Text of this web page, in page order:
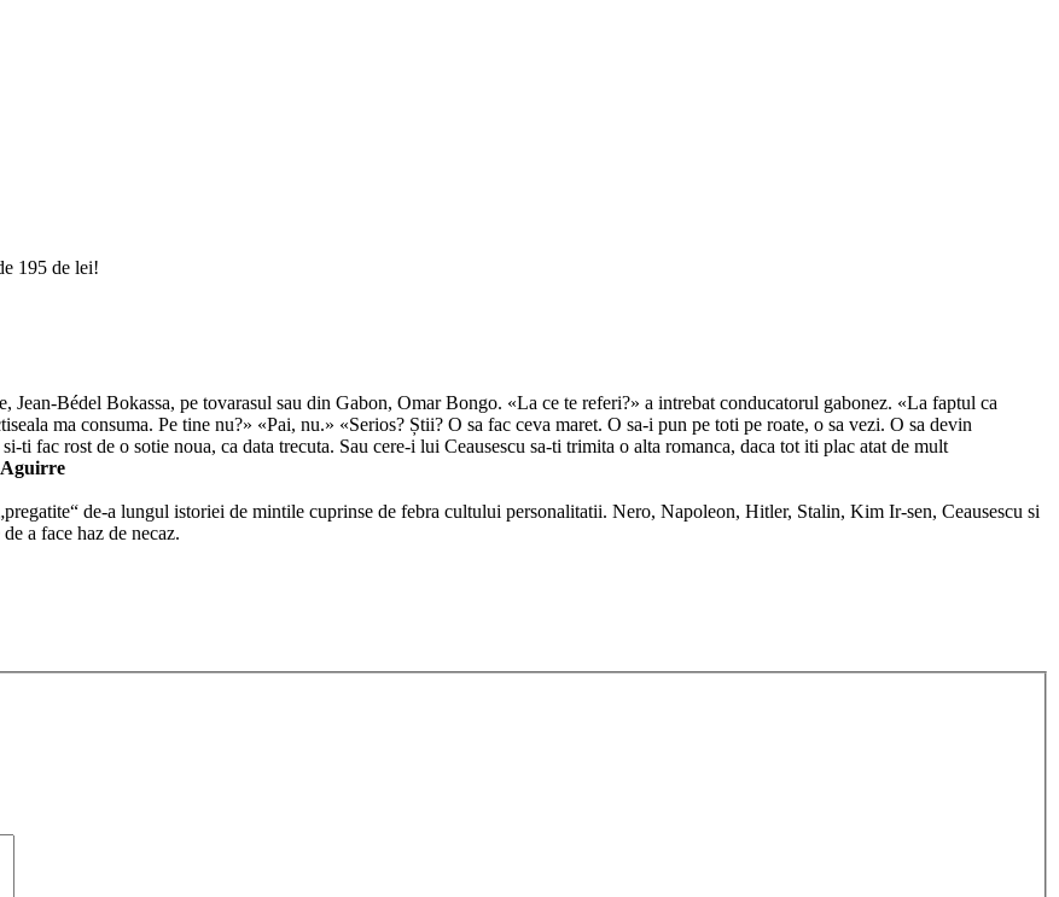
195 de lei!
Bédel Bokassa, pe tovarasul sau din Gabon, Omar Bongo. «La ce te referi?» a intrebat conducatorul gabonez. «La faptul ca
ma consuma. Pe tine nu?» «Pai, nu.» «Serios? Știi? O sa fac ceva maret. O sa-i pun pe toti pe roate, o sa vezi. O sa devin
fac rost de o sotie noua, ca data trecuta. Sau cere-i lui Ceausescu sa-ti trimita o alta romanca, daca tot iti plac atat de mult
de-a lungul istoriei de mintile cuprinse de febra cultului personalitatii. Nero, Napoleon, Hitler, Stalin, Kim Ir-sen, Ceausescu si
a face haz de necaz.